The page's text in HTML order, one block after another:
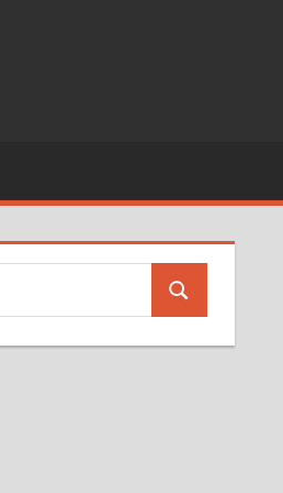
Buscar